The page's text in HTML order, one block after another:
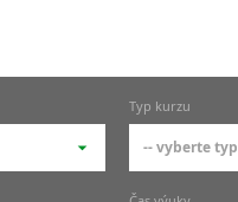
Typ kurzu
-- vyberte